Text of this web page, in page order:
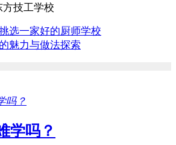
技工学校
选一家好的厨师学校
魅力与做法探索
学吗？